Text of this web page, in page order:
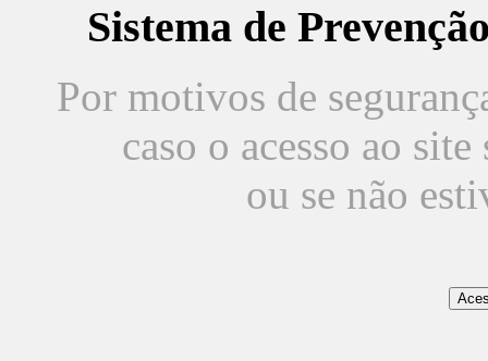
Sistema de
Por motivos de
caso o acesso ao
ou se não